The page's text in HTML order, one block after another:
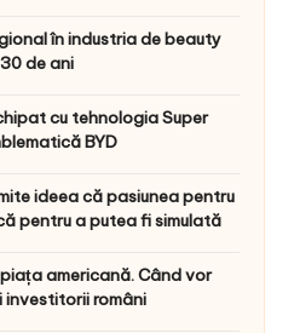
în industria de beauty
de ani
cu tehnologia Super
BYD
ideea că pasiunea pentru
pentru a putea fi simulată
americană. Când vor
investitorii români